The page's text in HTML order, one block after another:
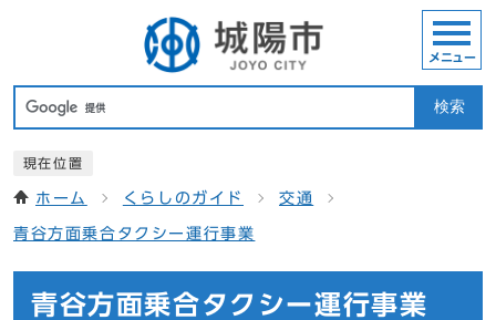
検索
メニュー
現在位置
ホーム くらしのガイド 交通
青谷方面乗合タクシー運行事業
青谷方面乗合タクシー運行事業